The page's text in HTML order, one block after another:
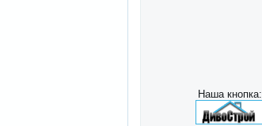
Наша кнопка: